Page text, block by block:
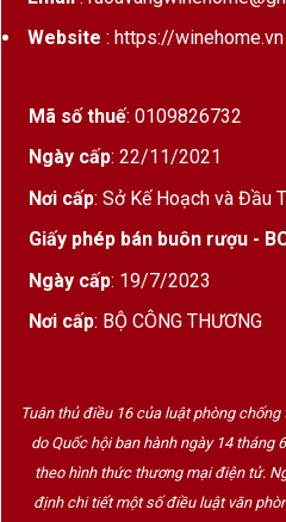
Website : https://winehome.vn
Mã số thuế: 0109826732
Ngày cấp: 22/11/2021
Nơi cấp: Sở Kế Hoạch và Đầu
Giấy phép bán buôn rượu -
Ngày cấp: 19/7/2023
Nơi cấp: BỘ CÔNG THƯƠNG
Tuân thủ điều 16 của luật phòng
do Quốc hội ban hành ngày 14 tháng
theo hình thức thương mại điện tử.
định chi tiết một số điều luật văn